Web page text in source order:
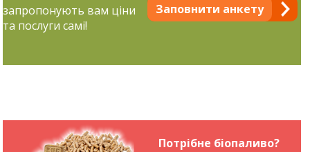
Заповнити анкету
запропонують вам ціни
та послуги самі!
Потрібне біопаливо?